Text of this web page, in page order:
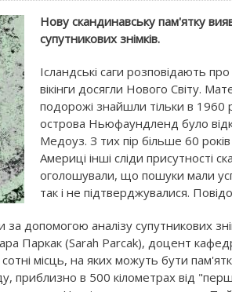
Нову скандинавську пам'ятку
супутникових знімків.
Ісландські саги розповідають
вікінги досягли Нового Світу.
подорожі знайшли тільки в 1960
острова Ньюфаундленд було
Медоуз. З тих пір більше 60
Америці інші сліди присутності
оголошували, що пошуки мали
так і не підтверджувалися.
допомогою аналізу супутникових
Паркак (Sarah Parcak), доцент
місць, на яких можуть бути
в 500 кілометрах від